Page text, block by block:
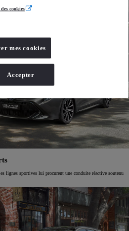
lignes sportives lui procurent une conduite réactive soutenu
cookies
mes cookies
Accepter